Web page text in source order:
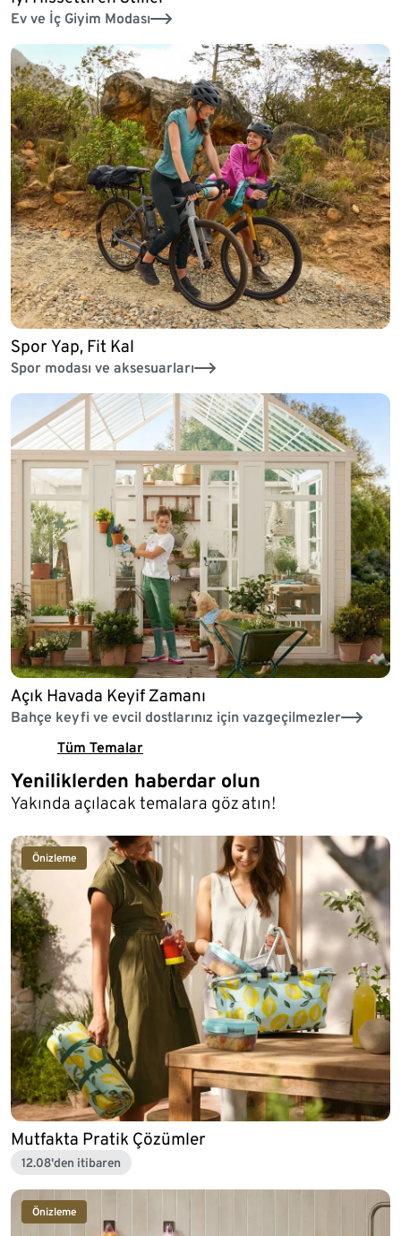
Ev ve İç Giyim Modası
Spor Yap, Fit Kal
Spor modası ve aksesuarları
Açık Havada Keyif Zamanı
Bahçe keyfi ve evcil dostlarınız için vazgeçilmezler
Tüm Temalar
Yeniliklerden haberdar olun
Yakında açılacak temalara göz atın!
Önizleme
Mutfakta Pratik Çözümler
12.08'den itibaren
Önizleme